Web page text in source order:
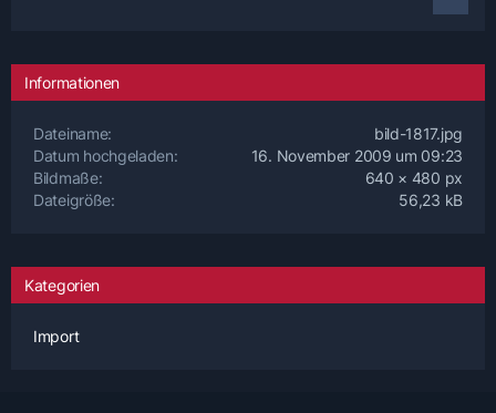
Informationen
Dateiname
bild-1817.jpg
Datum hochgeladen
16. November 2009 um 09:23
Bildmaße
640 × 480 px
Dateigröße
56,23 kB
Kategorien
Import